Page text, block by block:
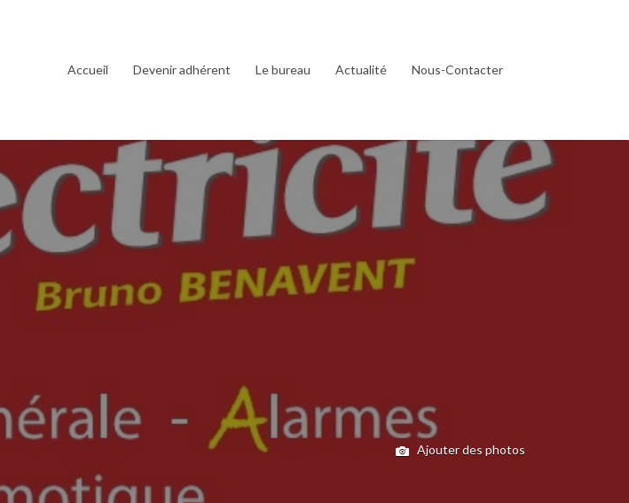
Accueil Devenir adhérent Le bureau Actualité Nous-Contacter
Ajouter des photos